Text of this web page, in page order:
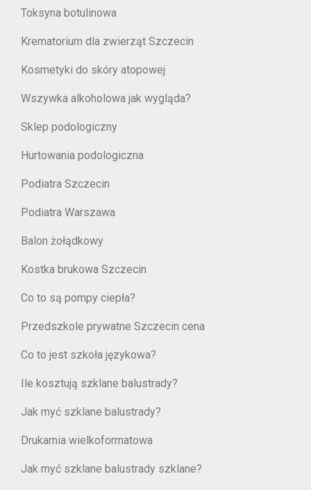
Toksyna botulinowa
Krematorium dla zwierząt Szczecin
Kosmetyki do skóry atopowej
Wszywka alkoholowa jak wygląda?
Sklep podologiczny
Hurtowania podologiczna
Podiatra Szczecin
Podiatra Warszawa
Balon żołądkowy
Kostka brukowa Szczecin
Co to są pompy ciepła?
Przedszkole prywatne Szczecin cena
Co to jest szkoła językowa?
Ile kosztują szklane balustrady?
Jak myć szklane balustrady?
Drukarnia wielkoformatowa
Jak myć szklane balustrady szklane?